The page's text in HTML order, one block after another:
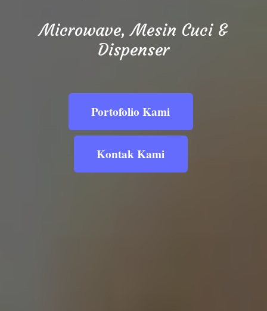
Microwave, Mesin Cuci &
Dispenser
Portofolio Kami
Kontak Kami